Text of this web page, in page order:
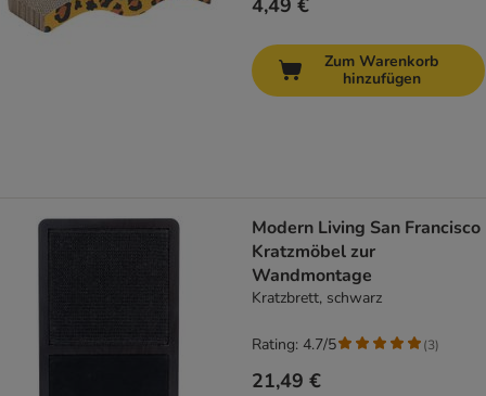
4,49 €
Zum Warenkorb
hinzufügen
Modern Living San Francisco
Kratzmöbel zur
Wandmontage
Kratzbrett, schwarz
21,49 €
Rating: 4.7/5 (3)